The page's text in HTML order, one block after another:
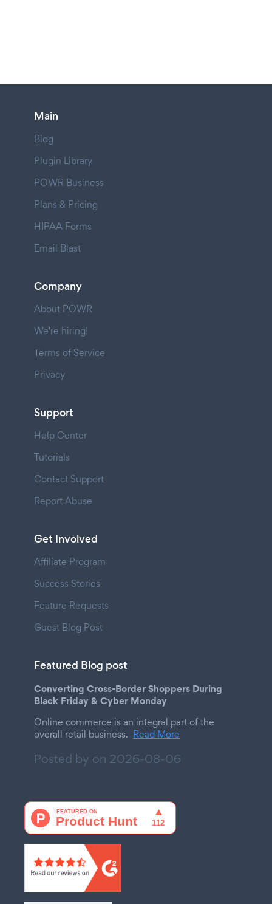
Main
Blog
Plugin Library
POWR Business
Plans & Pricing
HIPAA Forms
Email Blast
Company
About POWR
We're hiring!
Terms of Service
Privacy
Support
Help Center
Tutorials
Contact Support
Report Abuse
Get Involved
Affiliate Program
Success Stories
Feature Requests
Guest Blog Post
Featured Blog post
Converting Cross-Border Shoppers During
Black Friday & Cyber Monday
Online commerce is an integral part of the
overall retail business. Read More
Posted by on 2026-08-06